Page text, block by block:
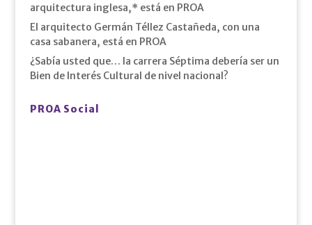
arquitectura inglesa,* está en PROA
El arquitecto Germán Téllez Castañeda, con una
casa sabanera, está en PROA
¿Sabía usted que… la carrera Séptima debería ser un
Bien de Interés Cultural de nivel nacional?
PROA Social